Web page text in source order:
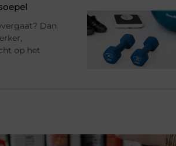
Dan
op het